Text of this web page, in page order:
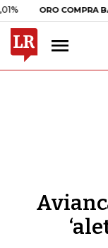
ORO COMPRA BANCO